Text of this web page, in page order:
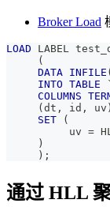
Broker Load
LOAD LABEL
(
DATA INFILE (
INTO TABLE `
COLUMNS
( dt , id , uv )
SET
(
          uv
=
)
) ;
通过 HLL